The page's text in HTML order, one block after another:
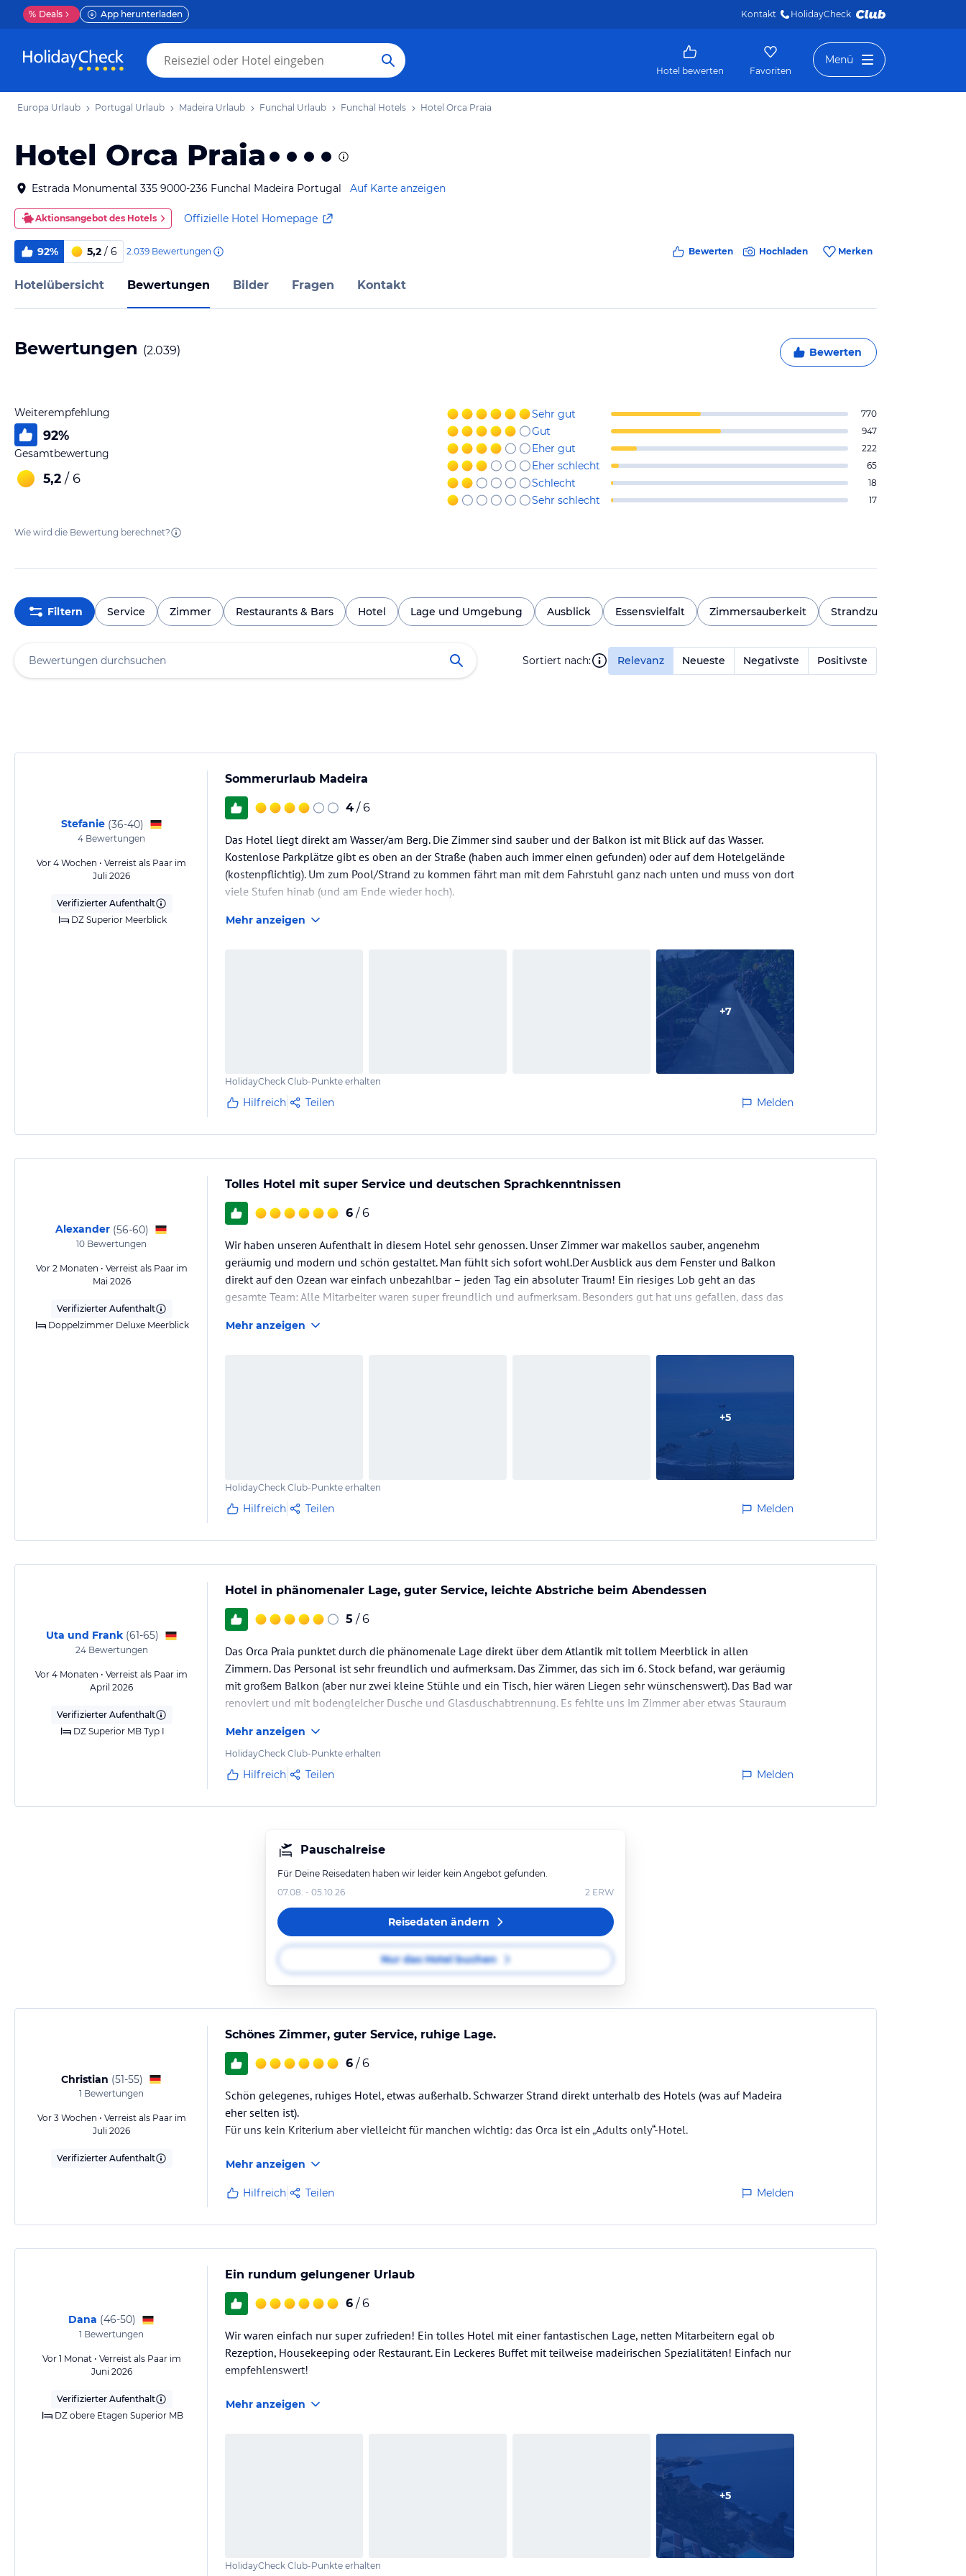
% Deals App herunterladen Kontakt HolidayCheck
Hotel bewerten Favoriten
Menü
Europa Urlaub Portugal Urlaub Madeira Urlaub Funchal Urlaub Funchal Hotels Hotel Orca Praia
Hotel Orca Praia
Estrada Monumental 335 9000-236 Funchal Madeira Portugal Auf Karte anzeigen
Aktionsangebot des Hotels Offizielle Hotel Homepage
92% 5,2 / 6 2.039 Bewertungen Bewerten Hochladen Merken
Hotelübersicht Bewertungen Bilder Fragen Kontakt
Bewertungen (2.039) Bewerten
Weiterempfehlung
92%
Gesamtbewertung
5,2 / 6
Sehr gut 770
Gut 947
Eher gut 222
Eher schlecht 65
Schlecht 18
Sehr schlecht 17
Wie wird die Bewertung berechnet?
Filtern Service Zimmer Restaurants & Bars Hotel Lage und Umgebung Ausblick Essensvielfalt Zimmersauberkeit Strandzugang
Sortiert nach: Relevanz Neueste Negativste Positivste
Stefanie (36-40)
4 Bewertungen
Vor 4 Wochen • Verreist als Paar im
Juli 2026
Verifizierter Aufenthalt
DZ Superior Meerblick
Sommerurlaub Madeira
4 / 6
Das Hotel liegt direkt am Wasser/am Berg. Die Zimmer sind sauber und der Balkon ist mit Blick auf das Wasser.
Kostenlose Parkplätze gibt es oben an der Straße (haben auch immer einen gefunden) oder auf dem Hotelgelände
(kostenpflichtig). Um zum Pool/Strand zu kommen fährt man mit dem Fahrstuhl ganz nach unten und muss von dort
viele Stufen hinab (und am Ende wieder hoch).
Mehr anzeigen
+7
HolidayCheck Club-Punkte erhalten
Hilfreich Teilen Melden
Alexander (56-60)
10 Bewertungen
Vor 2 Monaten • Verreist als Paar im
Mai 2026
Verifizierter Aufenthalt
Doppelzimmer Deluxe Meerblick
Tolles Hotel mit super Service und deutschen Sprachkenntnissen
6 / 6
Wir haben unseren Aufenthalt in diesem Hotel sehr genossen. Unser Zimmer war makellos sauber, angenehm
geräumig und modern und schön gestaltet. Man fühlt sich sofort wohl.Der Ausblick aus dem Fenster und Balkon
direkt auf den Ozean war einfach unbezahlbar – jeden Tag ein absoluter Traum! Ein riesiges Lob geht an das
gesamte Team: Alle Mitarbeiter waren super freundlich und aufmerksam. Besonders gut hat uns gefallen, dass das
Mehr anzeigen
+5
HolidayCheck Club-Punkte erhalten
Hilfreich Teilen Melden
Uta und Frank (61-65)
24Bewertungen
Vor 4 Monaten • Verreist als Paar im
April 2026
Verifizierter Aufenthalt
DZ Superior MB Typ I
Hotel in phänomenaler Lage, guter Service, leichte Abstriche beim Abendessen
5 / 6
Das Orca Praia punktet durch die phänomenale Lage direkt über dem Atlantik mit tollem Meerblick in allen
Zimmern. Das Personal ist sehr freundlich und aufmerksam. Das Zimmer, das sich im 6. Stock befand, war geräumig
mit großem Balkon (aber nur zwei kleine Stühle und ein Tisch, hier wären Liegen sehr wünschenswert). Das Bad war
renoviert und mit bodengleicher Dusche und Glasduschabtrennung. Es fehlte uns im Zimmer aber etwas Stauraum
Mehr anzeigen
HolidayCheck Club-Punkte erhalten
Hilfreich Teilen Melden
Pauschalreise
Für Deine Reisedaten haben wir leider kein Angebot gefunden.
07.08. - 05.10.26
2 ERW
Reisedaten ändern
Nur das Hotel buchen
Christian (51-55)
1 Bewertungen
Vor 3 Wochen • Verreist als Paar im
Juli 2026
Verifizierter Aufenthalt
Schönes Zimmer, guter Service, ruhige Lage.
6 / 6
Schön gelegenes, ruhiges Hotel, etwas außerhalb. Schwarzer Strand direkt unterhalb des Hotels (was auf Madeira
eher selten ist).
Für uns kein Kriterium aber vielleicht für manchen wichtig: das Orca ist ein „Adults only“-Hotel.
Mehr anzeigen
Hilfreich Teilen Melden
Dana (46-50)
1 Bewertungen
Vor 1 Monat • Verreist als Paar im
Juni 2026
Verifizierter Aufenthalt
DZ obere Etagen Superior MB
Ein rundum gelungener Urlaub
6 / 6
Wir waren einfach nur super zufrieden! Ein tolles Hotel mit einer fantastischen Lage, netten Mitarbeitern egal ob
Rezeption, Housekeeping oder Restaurant. Ein Leckeres Buffet mit teilweise madeirischen Spezialitäten! Einfach nur
empfehlenswert!
Mehr anzeigen
+5
HolidayCheck Club-Punkte erhalten